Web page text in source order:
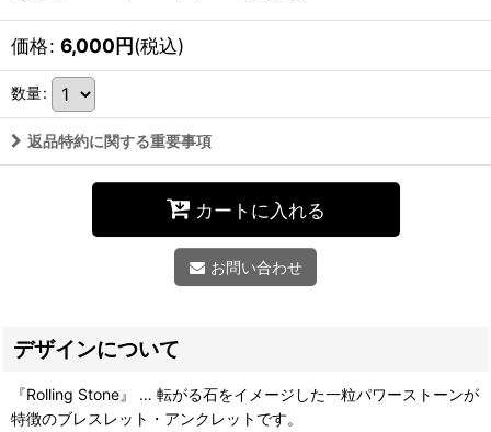
価格: 6,000円(税込)
数量:
返品特約に関する重要事項
カートに入れる
お問い合わせ
デザインについて
『Rolling Stone』 … 転がる石をイメージした一粒パワーストーンが
特徴のブレスレット・アンクレットです。